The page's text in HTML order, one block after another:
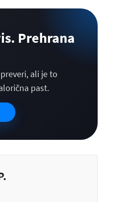
Prehrana
ali je to
past.